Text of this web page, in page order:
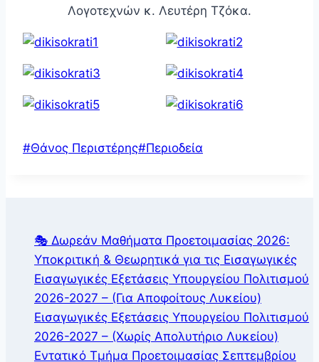
Λογοτεχνών κ. Λευτέρη Τζόκα.
Post
#Θάνος Περιστέρης#Περιοδεία
🎭 Δωρεάν Μαθήματα Προετοιμασίας 2026:
Υποκριτική & Θεωρητικά για τις Εισαγωγικές
Εισαγωγικές Εξετάσεις Υπουργείου Πολιτισμού
2026-2027 – (Για Αποφοίτους Λυκείου)
Εισαγωγικές Εξετάσεις Υπουργείου Πολιτισμού
2026-2027 – (Χωρίς Απολυτήριο Λυκείου)
Εντατικό Τμήμα Προετοιμασίας Σεπτεμβρίου